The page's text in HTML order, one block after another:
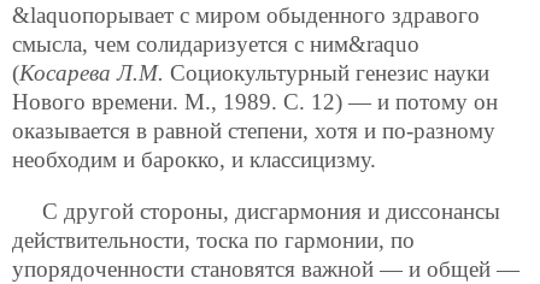
&laquoпорывает с миром обыденного здравого
смысла, чем солидаризуется с ним&raquo
(Косарева Л.М. Социокультурный генезис науки
Нового времени. М., 1989. С. 12) — и потому он
оказывается в равной степени, хотя и по-разному
необходим и барокко, и классицизму.
С другой стороны, дисгармония и диссонансы
действительности, тоска по гармонии, по
упорядоченности становятся важной — и общей —